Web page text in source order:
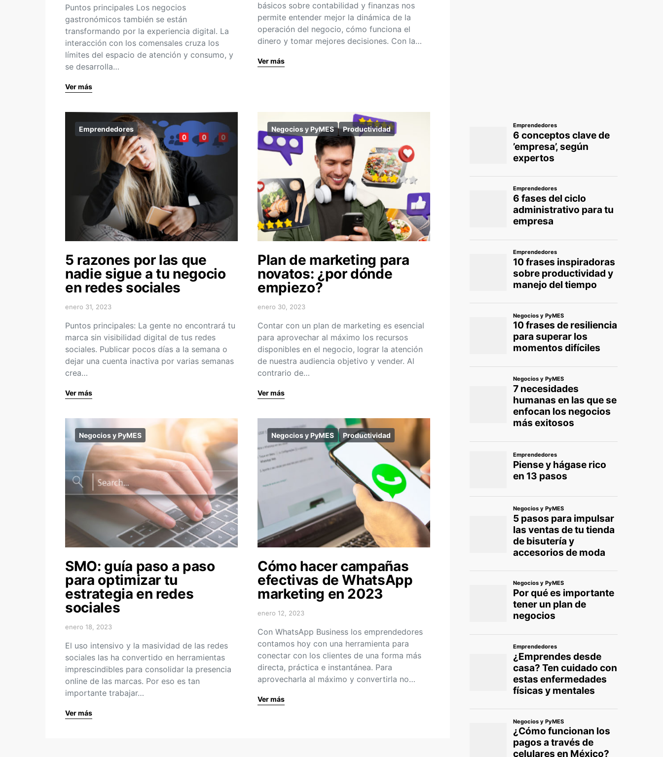
Puntos principales Los negocios
gastronómicos también se están
transformando por la experiencia digital. La
interacción con los comensales cruza los
límites del espacio de atención y consumo, y
se desarrolla…
Ver más
básicos sobre contabilidad y finanzas nos
permite entender mejor la dinámica de la
operación del negocio, cómo funciona el
dinero y tomar mejores decisiones. Con la…
Ver más
Emprendedores
5 razones por las que
nadie sigue a tu negocio
en redes sociales
enero 31, 2023
Puntos principales: La gente no encontrará tu
marca sin visibilidad digital de tus redes
sociales. Publicar pocos días a la semana o
dejar una cuenta inactiva por varias semanas
crea…
Ver más
Negocios y PyMES Productividad
Plan de marketing para
novatos: ¿por dónde
empiezo?
enero 30, 2023
Contar con un plan de marketing es esencial
para aprovechar al máximo los recursos
disponibles en el negocio, lograr la atención
de nuestra audiencia objetivo y vender. Al
contrario de…
Ver más
Negocios y PyMES
SMO: guía paso a paso
para optimizar tu
estrategia en redes
sociales
enero 18, 2023
El uso intensivo y la masividad de las redes
sociales las ha convertido en herramientas
imprescindibles para consolidar la presencia
online de las marcas. Por eso es tan
importante trabajar…
Ver más
Negocios y PyMES Productividad
Cómo hacer campañas
efectivas de WhatsApp
marketing en 2023
enero 12, 2023
Con WhatsApp Business los emprendedores
contamos hoy con una herramienta para
conectar con los clientes de una forma más
directa, práctica e instantánea. Para
aprovecharla al máximo y convertirla no…
Ver más